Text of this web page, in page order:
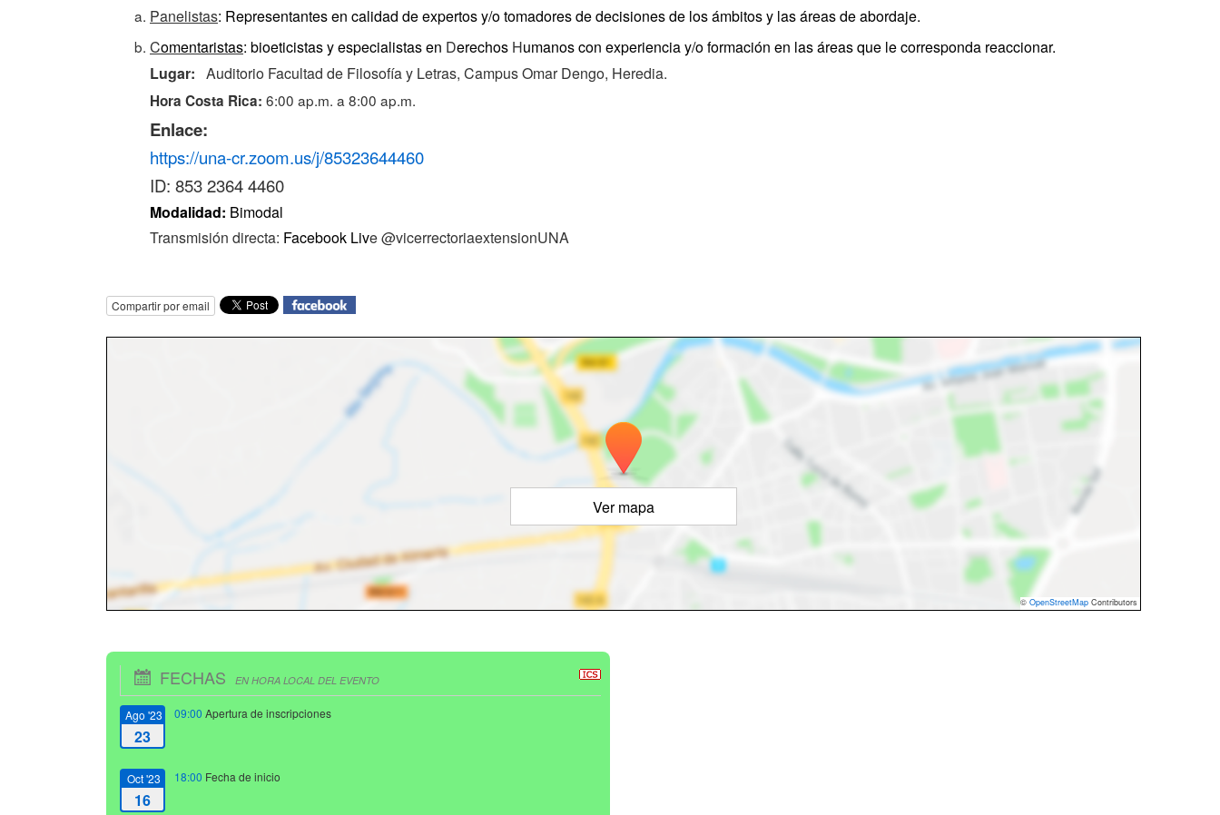
Panelistas: Representantes en calidad de expertos y/o tomadores de decisiones de los ámbitos y las áreas de abordaje.
Comentaristas: bioeticistas y especialistas en Derechos Humanos con experiencia y/o formación en las áreas que le corresponda reaccionar.
Lugar: Auditorio Facultad de Filosofía y Letras, Campus Omar Dengo, Heredia.
Hora Costa Rica: 6:00 ap.m. a 8:00 ap.m.
Enlace:
https://una-cr.zoom.us/j/85323644460
ID: 853 2364 4460
Modalidad: Bimodal
Transmisión directa: Facebook Live @vicerrectoriaextensionUNA
Compartir por email
Ver mapa
© OpenStreetMap Contributors
FECHAS EN HORA LOCAL DEL EVENTO
Ago '23
23
09:00 Apertura de inscripciones
Oct '23
16
18:00 Fecha de inicio